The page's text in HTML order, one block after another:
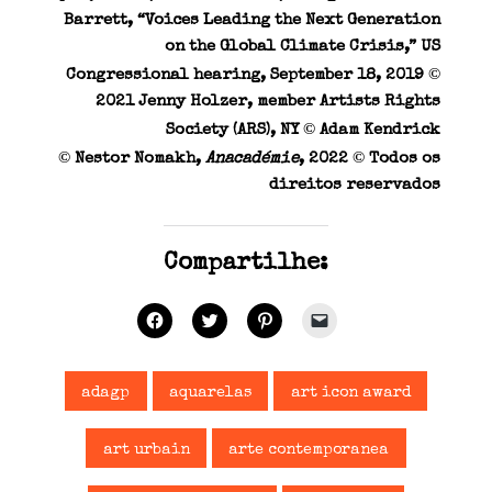
Barrett, “Voices Leading the Next Generation
on the Global Climate Crisis,” US
Congressional hearing, September 18, 2019 ©
2021 Jenny Holzer, member Artists Rights
Society (ARS), NY ©Adam Kendrick
© Nestor Nomakh, Anacadémie, 2022 ©Todos os
direitos reservados
Compartilhe:
C
l
u
e
p
a
r
a
c
o
C
l
u
e
p
a
r
o
C
l
u
a
r
a
c
o
u
e
p
a
r
a
e
n
adagp aquarelas art icon award
art urbain arte contemporanea